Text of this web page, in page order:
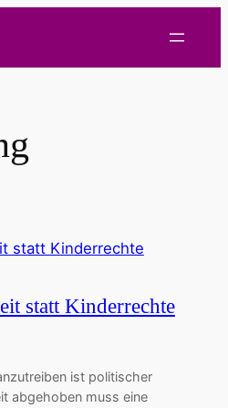
statt Kinderrechte
ist politischer
abgehoben muss eine